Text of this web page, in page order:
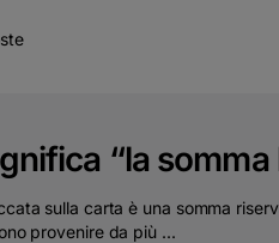
“la
sulla carta è una somma
provenire da più ...